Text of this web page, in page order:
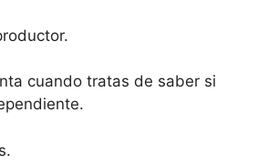
cuando tratas de saber si